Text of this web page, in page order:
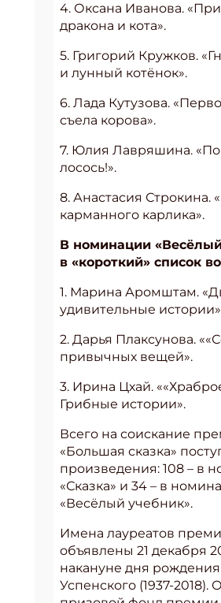
4. Оксана Иванова.
дракона и кота».
5. Григорий Кружков.
и лунный котёнок».
6. Лада Кутузова.
съела корова».
7. Юлия Лавряшина.
лосось!».
8. Анастасия Строкина.
карманного карлика».
В номинации
в «короткий» список
1. Марина Аромштам.
удивительные
2. Дарья Плаксунова.
привычных вещей».
3. Ирина Цхай.
Грибные истории».
Всего на соискание
«Большая сказка»
произведения: 108 – в
«Сказка» и 34 – в
«Весёлый учебник».
Имена лауреатов
объявлены 21 декабря
накануне дня
Успенского (1937-